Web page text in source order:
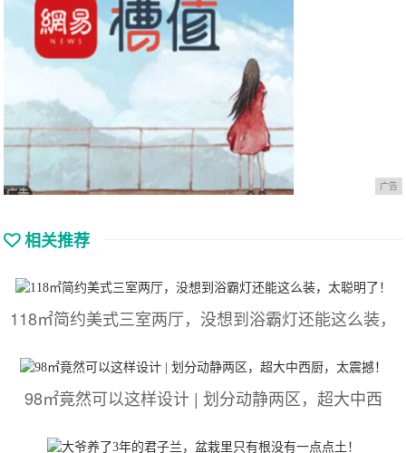
广告
相关推荐
118㎡简约美式三室两厅，没想到浴霸灯还能这么装，
98㎡竟然可以这样设计 | 划分动静两区，超大中西